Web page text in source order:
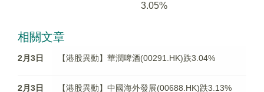
3.05%
相關文章
2月3日 【港股異動】華潤啤酒(00291.HK)跌3.04%
2月3日 【港股異動】中國海外發展(00688.HK)跌3.13%